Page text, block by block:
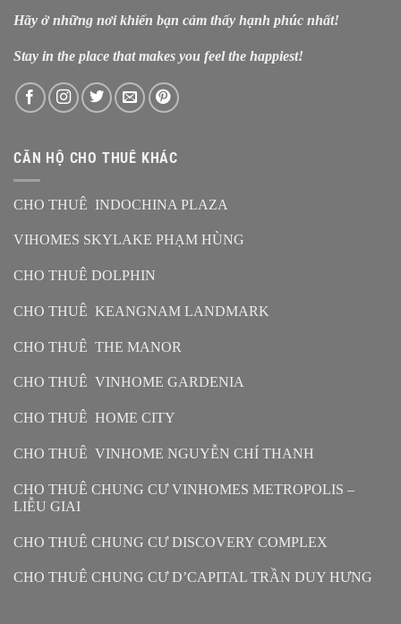
Hãy ở những nơi khiến bạn cảm thấy hạnh phúc nhất!
Stay in the place that makes you feel the happiest!
CĂN HỘ CHO THUÊ KHÁC
CHO THUÊ INDOCHINA PLAZA
VIHOMES SKYLAKE PHẠM HÙNG
CHO THUÊ DOLPHIN
CHO THUÊ KEANGNAM LANDMARK
CHO THUÊ THE MANOR
CHO THUÊ VINHOME GARDENIA
CHO THUÊ HOME CITY
CHO THUÊ VINHOME NGUYỄN CHÍ THANH
CHO THUÊ CHUNG CƯ VINHOMES METROPOLIS –
LIỄU GIAI
CHO THUÊ CHUNG CƯ DISCOVERY COMPLEX
CHO THUÊ CHUNG CƯ D’CAPITAL TRẦN DUY HƯNG